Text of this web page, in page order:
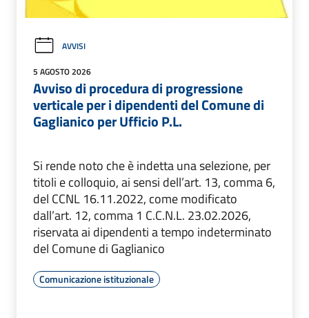
AVVISI
5 AGOSTO 2026
Avviso di procedura di progressione
verticale per i dipendenti del Comune di
Gaglianico per Ufficio P.L.
Si rende noto che è indetta una selezione, per
titoli e colloquio, ai sensi dell’art. 13, comma 6,
del CCNL 16.11.2022, come modificato
dall’art. 12, comma 1 C.C.N.L. 23.02.2026,
riservata ai dipendenti a tempo indeterminato
del Comune di Gaglianico
Comunicazione istituzionale